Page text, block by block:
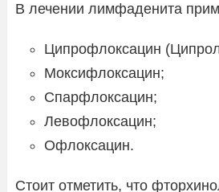
В лечении лимфаденита
Ципрофлоксацин
Моксифлоксацин;
Спарфлоксацин;
Левофлоксацин;
Офлоксацин.
Стоит отметить, что